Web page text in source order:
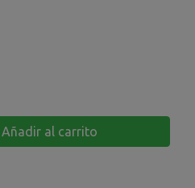
Añadir al carrito